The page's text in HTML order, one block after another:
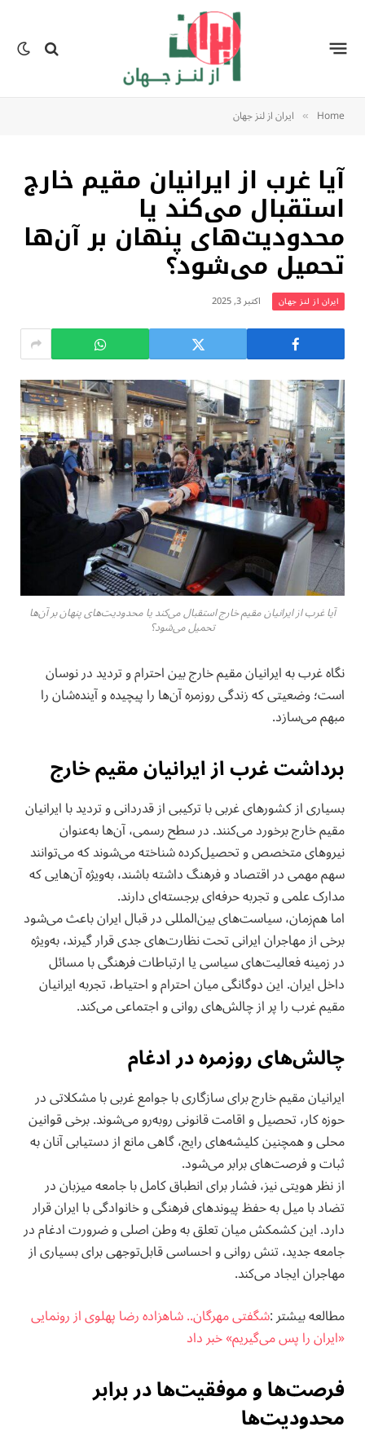
Home
» ایران از لنز جهان
آیا غرب از ایرانیان مقیم خارج
استقبال می‌کند یا
محدودیت‌های پنهان بر آن‌ها
تحمیل می‌شود؟
ایران از لنز جهان اکتبر 3, 2025
آیا غرب از ایرانیان مقیم خارج استقبال می‌کند یا محدودیت‌های پنهان بر آن‌ها
تحمیل می‌شود؟
نگاه غرب به ایرانیان مقیم خارج بین احترام و تردید در نوسان
است؛ وضعیتی که زندگی روزمره آن‌ها را پیچیده و آینده‌شان را
مبهم می‌سازد.
برداشت غرب از ایرانیان مقیم خارج
بسیاری از کشورهای غربی با ترکیبی از قدردانی و تردید با ایرانیان
مقیم خارج برخورد می‌کنند. در سطح رسمی، آن‌ها به‌عنوان
نیروهای متخصص و تحصیل‌کرده شناخته می‌شوند که می‌توانند
سهم مهمی در اقتصاد و فرهنگ داشته باشند، به‌ویژه آن‌هایی که
مدارک علمی و تجربه حرفه‌ای برجسته‌ای دارند.
اما هم‌زمان، سیاست‌های بین‌المللی در قبال ایران باعث می‌شود
برخی از مهاجران ایرانی تحت نظارت‌های جدی قرار گیرند، به‌ویژه
در زمینه فعالیت‌های سیاسی یا ارتباطات فرهنگی با مسائل
داخل ایران. این دوگانگی میان احترام و احتیاط، تجربه ایرانیان
مقیم غرب را پر از چالش‌های روانی و اجتماعی می‌کند.
چالش‌های روزمره در ادغام
ایرانیان مقیم خارج برای سازگاری با جوامع غربی با مشکلاتی در
حوزه کار، تحصیل و اقامت قانونی روبه‌رو می‌شوند. برخی قوانین
محلی و همچنین کلیشه‌های رایج، گاهی مانع از دستیابی آنان به
ثبات و فرصت‌های برابر می‌شود.
از نظر هویتی نیز، فشار برای انطباق کامل با جامعه میزبان در
تضاد با میل به حفظ پیوندهای فرهنگی و خانوادگی با ایران قرار
دارد. این کشمکش میان تعلق به وطن اصلی و ضرورت ادغام در
جامعه جدید، تنش روانی و احساسی قابل‌توجهی برای بسیاری از
مهاجران ایجاد می‌کند.
مطالعه بيشتر :شگفتی مهرگان.. شاهزاده رضا پهلوی از رونمایی
«ایران را پس می‌گیریم» خبر داد
فرصت‌ها و موفقیت‌ها در برابر
محدودیت‌ها